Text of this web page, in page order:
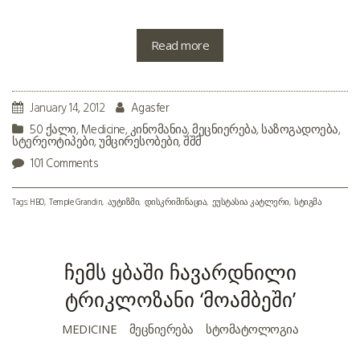
Read more
January 14, 2012
Agasfer
50 ქალი,Medicine,კინომანია,მეცნიერება,საზოგადოება,
სტერეოტიპები,უმცირესობები,შშმ
101 Comments
Tags: HBO Temple Grandin აუტიზმი დისკრიმინაცია ეუსტასია კატლერი სტიგმა
ჩემს ყბაში ჩავარდნილი
ტრიკლოზანი ‘მოამბეში’
MEDICINE ᲛᲔᲪᲜᲘᲔᲠᲔᲑᲐ ᲡᲢᲝᲛᲐᲢᲝᲚᲝᲒᲘᲐ